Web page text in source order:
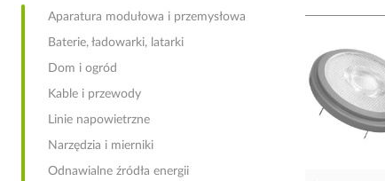
Aparatura modułowa i przemysłowa
Baterie, ładowarki, latarki
Dom i ogród
Kable i przewody
Linie napowietrzne
Narzędzia i mierniki
Odnawialne źródła energii